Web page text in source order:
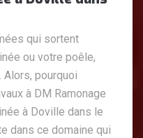
qui sortent
ou votre poêle,
Alors, pourquoi
à DM Ramonage
à Doville dans le
dans ce domaine qui